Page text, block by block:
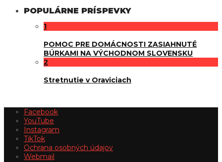
POPULÁRNE PRÍSPEVKY
1
POMOC PRE DOMÁCNOSTI ZASIAHNUTÉ
BÚRKAMI NA VÝCHODNOM SLOVENSKU
2
Stretnutie v Oraviciach
Facebook
YouTube
Instagram
TikTok
Ochrana osobných údajov
Webmail